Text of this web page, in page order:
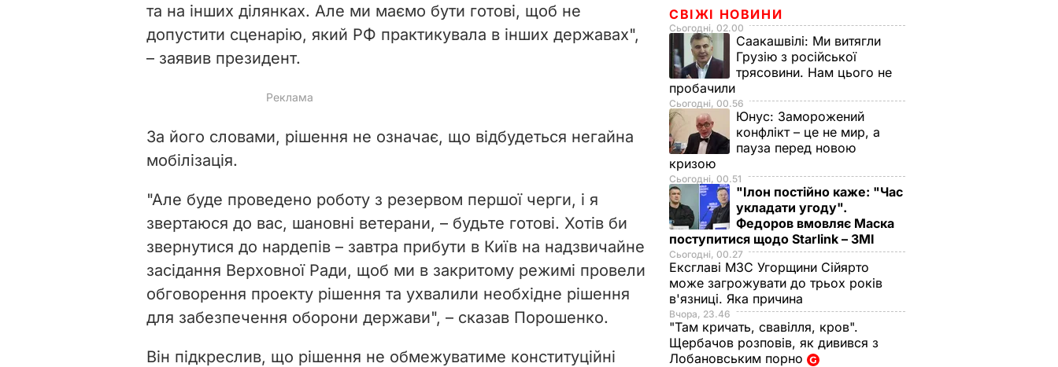
та на інших ділянках. Але ми маємо бути готові, щоб не
допустити сценарію, який РФ практикувала в інших державах",
– заявив президент.
За його словами, рішення не означає, що відбудеться негайна
мобілізація.
"Але буде проведено роботу з резервом першої черги, і я
звертаюся до вас, шановні ветерани, – будьте готові. Хотів би
звернутися до нардепів – завтра прибути в Київ на надзвичайне
засідання Верховної Ради, щоб ми в закритому режимі провели
обговорення проекту рішення та ухвалили необхідне рішення
для забезпечення оборони держави", – сказав Порошенко.
Він підкреслив, що рішення не обмежуватиме конституційні
СВІЖІ НОВИНИ
Сьогодні, 02.00
Саакашвілі: Ми витягли
Грузію з російської
трясовини. Нам цього не
пробачили
Сьогодні, 00.56
Юнус: Заморожений
конфлікт – це не мир, а
пауза перед новою
кризою
Сьогодні, 00.51
"Ілон постійно каже: "Час
укладати угоду".
Федоров вмовляє Маска
поступитися щодо Starlink – ЗМІ
Сьогодні, 00.27
Ексглаві МЗС Угорщини Сійярто
може загрожувати до трьох років
в'язниці. Яка причина
Вчора, 23.46
"Там кричать, свавілля, кров".
Щербачов розповів, як дивився з
Лобановським порно